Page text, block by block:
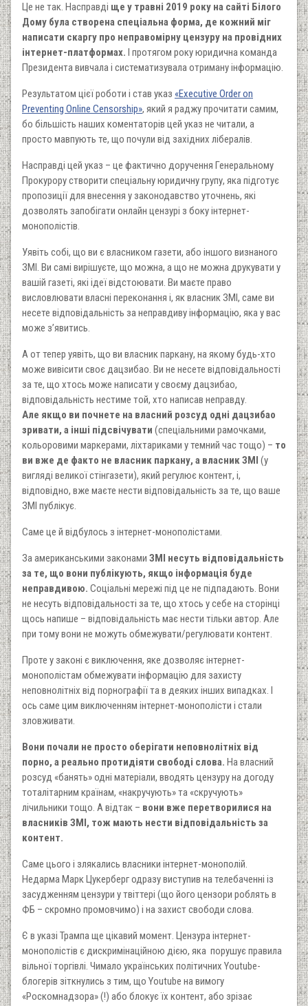
Це не так. Насправді ще у травні 2019 року на сайті Білого
Дому була створена спеціальна форма, де кожний міг
написати скаргу про неправомірну цензуру на провідних
інтернет-платформах. І протягом року юридична команда
Президента вивчала і систематизувала отриману інформацію.
Результатом цієї роботи і став указ «Executive Order on
Preventing Online Censorship», який я раджу прочитати самим,
бо більшість наших коментаторів цей указ не читали, а
просто мавпують те, що почули від західних лібералів.
Насправді цей указ – це фактично доручення Генеральному
Прокурору створити спеціальну юридичну групу, яка підготує
пропозиції для внесення у законодавство уточнень, які
дозволять запобігати онлайн цензурі з боку інтернет-
монополістів.
Уявіть собі, що ви є власником газети, або іншого визнаного
ЗМІ. Ви самі вирішуєте, що можна, а що не можна друкувати у
вашій газеті, які ідеї відстоювати. Ви маєте право
висловлювати власні переконання і, як власник ЗМІ, саме ви
несете відповідальність за неправдиву інформацію, яка у вас
може з’явитись.
А от тепер уявіть, що ви власник паркану, на якому будь-хто
може вивісити своє дацзибао. Ви не несете відповідальності
за те, що хтось може написати у своєму дацзибао,
відповідальність нестиме той, хто написав неправду.
Але якщо ви почнете на власний розсуд одні дацзибао
зривати, а інші підсвічувати (спеціальними рамочками,
кольоровими маркерами, ліхтариками у темний час тощо) – то
ви вже де факто не власник паркану, а власник ЗМІ (у
вигляді великої стінгазети), який регулює контент, і,
відповідно, вже маєте нести відповідальність за те, що ваше
ЗМІ публікує.
Саме це й відбулось з інтернет-монополістами.
За американськими законами ЗМІ несуть відповідальність
за те, що вони публікують, якщо інформація буде
неправдивою. Соціальні мережі під це не підпадають. Вони
не несуть відповідальності за те, що хтось у себе на сторінці
щось напише – відповідальність має нести тільки автор. Але
при тому вони не можуть обмежувати/регулювати контент.
Проте у законі є виключення, яке дозволяє інтернет-
монополістам обмежувати інформацію для захисту
неповнолітніх від порнографії та в деяких інших випадках. І
ось саме цим виключенням інтернет-монополісти і стали
зловживати.
Вони почали не просто оберігати неповнолітніх від
порно, а реально протидіяти свободі слова. На власний
розсуд «банять» одні матеріали, вводять цензуру на догоду
тоталітарним країнам, «накручують» та «скручують»
лічильники тощо. А відтак – вони вже перетворилися на
власників ЗМІ, тож мають нести відповідальність за
контент.
Саме цього і злякались власники інтернет-монополій.
Недарма Марк Цукерберг одразу виступив на телебаченні із
засудженням цензури у твіттері (що його цензори роблять в
ФБ – скромно промовчимо) і на захист свободи слова.
Є в указі Трампа ще цікавий момент. Цензура інтернет-
монополістів є дискримінаційною дією, яка порушує правила
вільної торгівлі. Чимало українських політичних Youtube-
блогерів зіткнулись з тим, що Youtube на вимогу
«Роскомнадзора» (!) або блокує їх контент, або зрізає